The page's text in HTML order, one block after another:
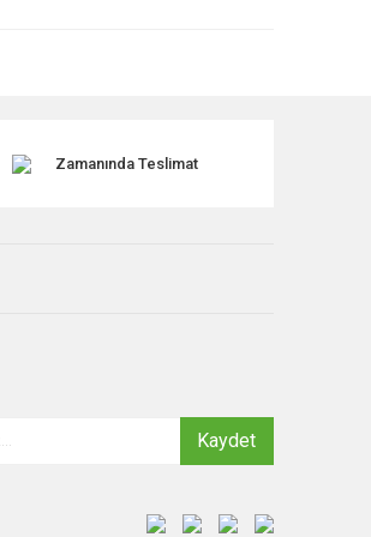
Zamanında Teslimat
Kaydet